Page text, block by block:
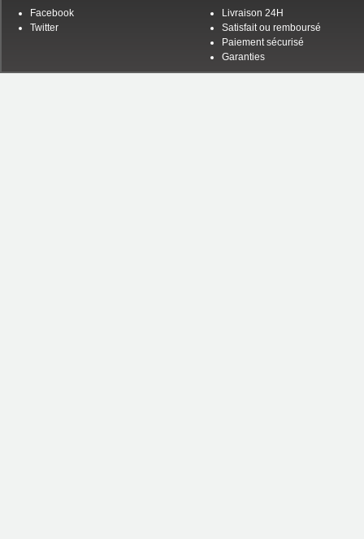
Facebook
Twitter
Livraison 24H
Satisfait ou remboursé
Paiement sécurisé
Garanties